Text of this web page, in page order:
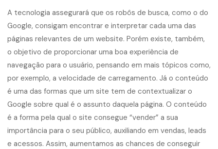
A tecnologia assegurará que os robôs de busca, como o do
Google, consigam encontrar e interpretar cada uma das
páginas relevantes de um website. Porém existe, também,
o objetivo de proporcionar uma boa experiência de
navegação para o usuário, pensando em mais tópicos como,
por exemplo, a velocidade de carregamento. Já o conteúdo
é uma das formas que um site tem de contextualizar o
Google sobre qual é o assunto daquela página. O conteúdo
é a forma pela qual o site consegue “vender” a sua
importância para o seu público, auxiliando em vendas, leads
e acessos. Assim, aumentamos as chances de conseguir